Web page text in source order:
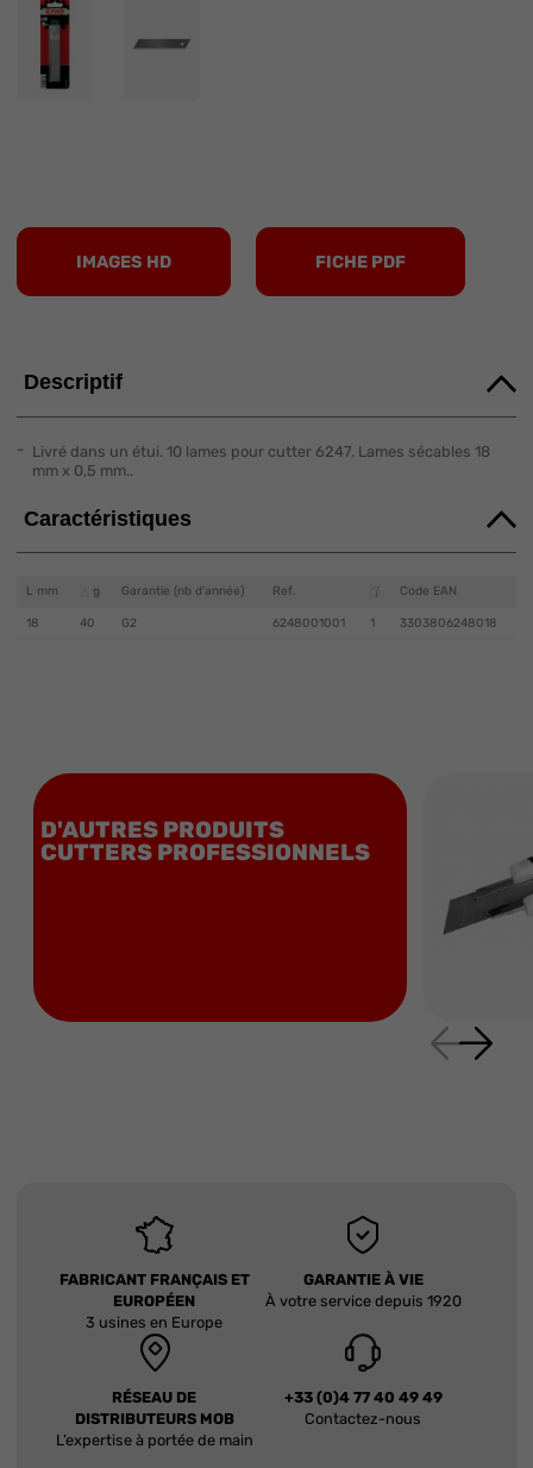
IMAGES HD FICHE PDF
Descriptif
Livré dans un étui. 10 lames pour cutter 6247. Lames sécables 18
mm x 0,5 mm..
Caractéristiques
L mm g Garantie (nb d'année) Ref. Code EAN
18 40 G2 6248001001 1 3303806248018
D'AUTRES PRODUITS
CUTTERS PROFESSIONNELS
FABRICANT FRANÇAIS ET
EUROPÉEN
3 usines en Europe
GARANTIE À VIE
À votre service depuis 1920
RÉSEAU DE
DISTRIBUTEURS MOB
L’expertise à portée de main
+33 (0)4 77 40 49 49
Contactez-nous